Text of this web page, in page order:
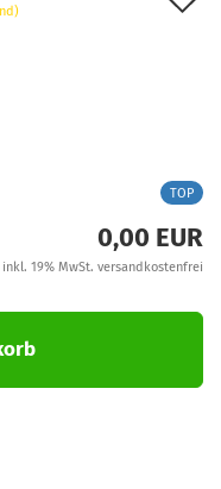
TOP
0,00 EUR
inkl. 19% MwSt. versandkostenfrei